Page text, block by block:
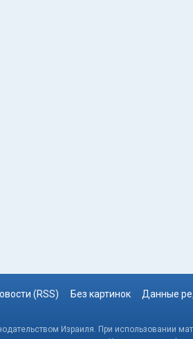
(RSS) Без картинок Данные
Израиля. При использовании